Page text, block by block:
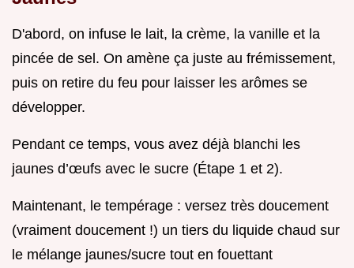
D'abord, on infuse le lait, la crème, la vanille et la
pincée de sel. On amène ça juste au frémissement,
puis on retire du feu pour laisser les arômes se
développer.
Pendant ce temps, vous avez déjà blanchi les
jaunes d’œufs avec le sucre (Étape 1 et 2).
Maintenant, le tempérage : versez très doucement
(vraiment doucement !) un tiers du liquide chaud sur
le mélange jaunes/sucre tout en fouettant